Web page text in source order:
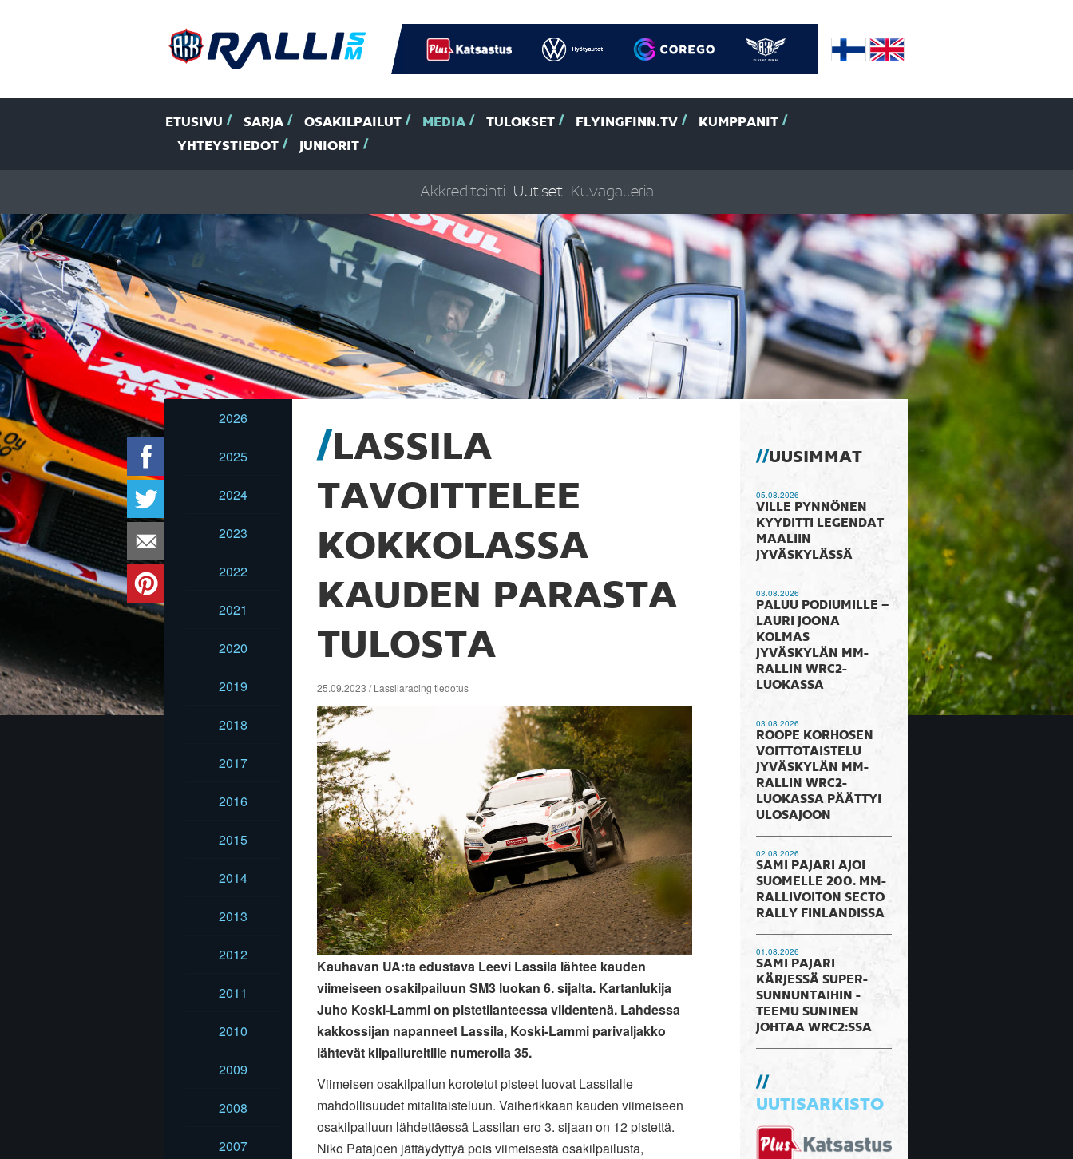
ETUSIVU SARJA OSAKILPAILUT MEDIA TULOKSET FLYINGFINN.TV
KUMPPANIT
YHTEYSTIEDOT
JUNIORIT
Akkreditointi Uutiset Kuvagalleria
2026
2025
2024
2023
2022
2021
2020
2019
2018
2017
2016
2015
2014
2013
2012
2011
2010
2009
2008
2007
LASSILA
TAVOITTELEE
KOKKOLASSA
KAUDEN PARASTA
TULOSTA
25.09.2023 / Lassilaracing tiedotus
Kauhavan UA:ta edustava Leevi Lassila lähtee kauden
viimeiseen osakilpailuun SM3 luokan 6. sijalta. Kartanlukija
Juho Koski-Lammi on pistetilanteessa viidentenä. Lahdessa
kakkossijan napanneet Lassila, Koski-Lammi parivaljakko
lähtevät kilpailureitille numerolla 35.
Viimeisen osakilpailun korotetut pisteet luovat Lassilalle
mahdollisuudet mitalitaisteluun. Vaiherikkaan kauden viimeiseen
osakilpailuun lähdettäessä Lassilan ero 3. sijaan on 12 pistettä.
Niko Patajoen jättäydyttyä pois viimeisestä osakilpailusta,
UUSIMMAT
05.08.2026
VILLE PYNNÖNEN
KYYDITTI LEGENDAT
MAALIIN
JYVÄSKYLÄSSÄ
03.08.2026
PALUU PODIUMILLE –
LAURI JOONA
KOLMAS
JYVÄSKYLÄN MM-
RALLIN WRC2-
LUOKASSA
03.08.2026
ROOPE KORHOSEN
VOITTOTAISTELU
JYVÄSKYLÄN MM-
RALLIN WRC2-
LUOKASSA PÄÄTTYI
ULOSAJOON
02.08.2026
SAMI PAJARI AJOI
SUOMELLE 200. MM-
RALLIVOITON SECTO
RALLY FINLANDISSA
01.08.2026
SAMI PAJARI
KÄRJESSÄ SUPER-
SUNNUNTAIHIN -
TEEMU SUNINEN
JOHTAA WRC2:SSA
UUTISARKISTO